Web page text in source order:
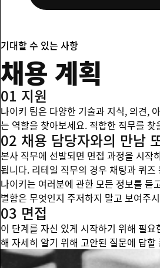
기대할 수 있는 사항
채용 계획
01 지원
나이키 팀은 다양한 기술과 지식, 의견,
는 역할을 찾아보세요. 적합한 직무를
02 채용 담당자와의 만남
본사 직무에 선발되면 면접 과정을 시작
됩니다. 리테일 직무의 경우 채팅과 퀴
나이키는 여러분에 관한 모든 정보를 듣
별함은 무엇인지 주저하지 말고 보여주
03 면접
이 단계를 자신 있게 시작하기 위해 필
해 자세히 알기 위해 고안된 질문에 답할